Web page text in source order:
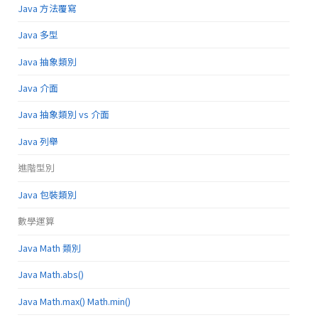
Java 方法覆寫
Java 多型
Java 抽象類別
Java 介面
Java 抽象類別 vs 介面
Java 列舉
進階型別
Java 包裝類別
數學運算
Java Math 類別
Java Math.abs()
Java Math.max() Math.min()